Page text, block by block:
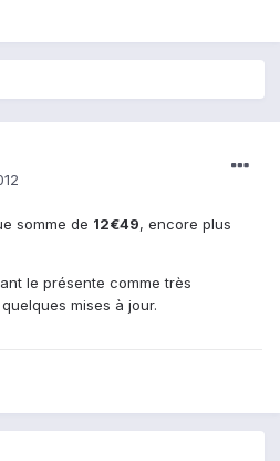
somme de 12€49, encore plus
le présente comme très
mises à jour.